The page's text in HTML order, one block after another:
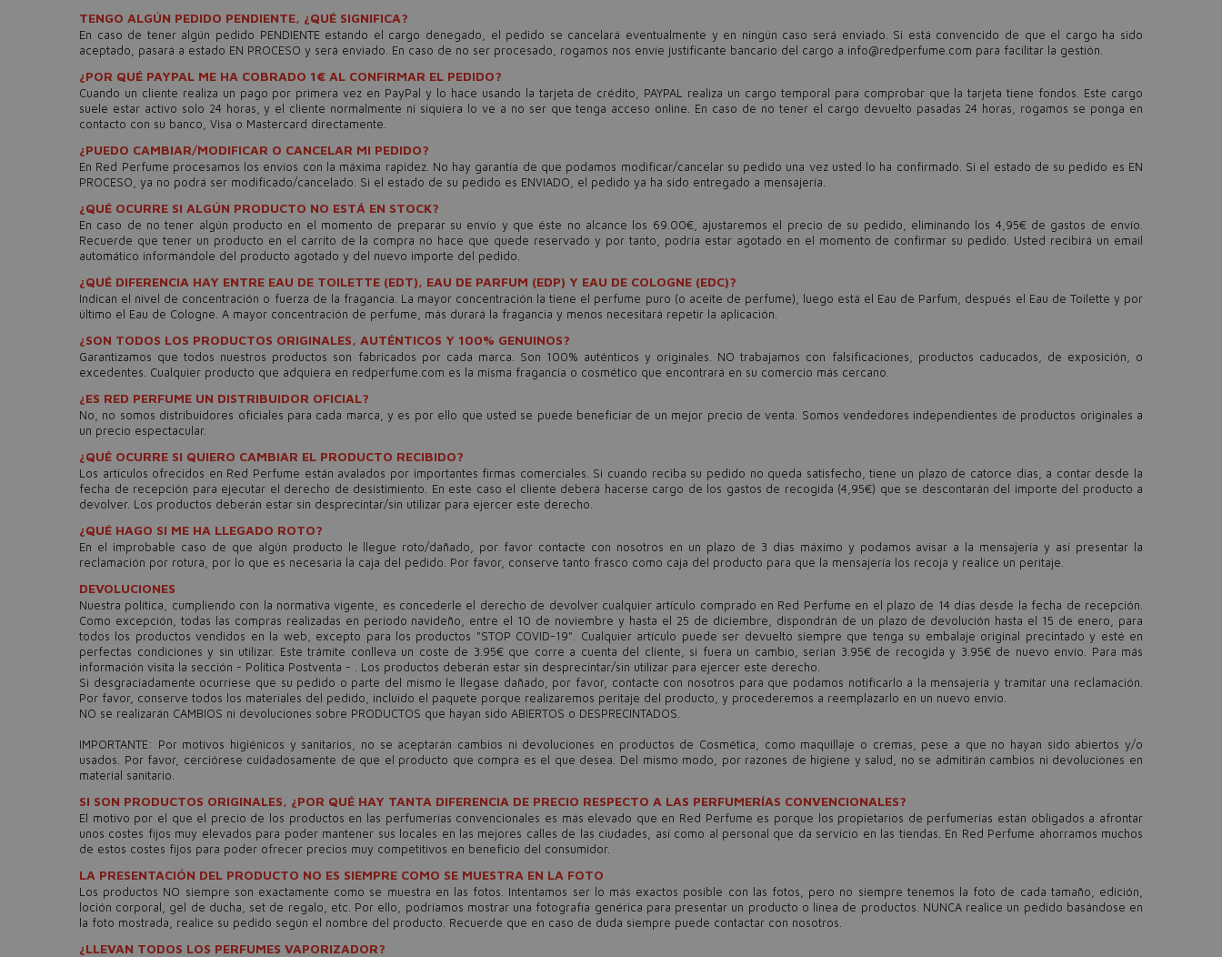
TENGO ALGÚN PEDIDO PENDIENTE, ¿QUÉ SIGNIFICA?
En caso de tener algún pedido PENDIENTE estando el cargo denegado, el pedido se cancelará eventualmente y en ningún caso será enviado. Si está convencido de que el cargo ha sido
aceptado, pasará a estado EN PROCESO y será enviado. En caso de no ser procesado, rogamos nos envíe justificante bancario del cargo a info@redperfume.com para facilitar la gestión.
¿POR QUÉ PAYPAL ME HA COBRADO 1€ AL CONFIRMAR EL PEDIDO?
Cuando un cliente realiza un pago por primera vez en PayPal y lo hace usando la tarjeta de crédito, PAYPAL realiza un cargo temporal para comprobar que la tarjeta tiene fondos. Este cargo
suele estar activo solo 24 horas, y el cliente normalmente ni siquiera lo ve a no ser que tenga acceso online. En caso de no tener el cargo devuelto pasadas 24 horas, rogamos se ponga en
contacto con su banco, Visa o Mastercard directamente.
¿PUEDO CAMBIAR/MODIFICAR O CANCELAR MI PEDIDO?
En Red Perfume procesamos los envíos con la máxima rapidez. No hay garantía de que podamos modificar/cancelar su pedido una vez usted lo ha confirmado. Si el estado de su pedido es EN
PROCESO, ya no podrá ser modificado/cancelado. Si el estado de su pedido es ENVIADO, el pedido ya ha sido entregado a mensajerí­a.
¿QUÉ OCURRE SI ALGÚN PRODUCTO NO ESTÁ EN STOCK?
En caso de no tener algún producto en el momento de preparar su envío y que éste no alcance los 69.00€, ajustaremos el precio de su pedido, eliminando los 4,95€ de gastos de envío.
Recuerde que tener un producto en el carrito de la compra no hace que quede reservado y por tanto, podría estar agotado en el momento de confirmar su pedido. Usted recibirá un email
automático informándole del producto agotado y del nuevo importe del pedido.
¿QUÉ DIFERENCIA HAY ENTRE EAU DE TOILETTE (EDT), EAU DE PARFUM (EDP) Y EAU DE COLOGNE (EDC)?
Indican el nivel de concentración o fuerza de la fragancia. La mayor concentración la tiene el perfume puro (o aceite de perfume), luego está el Eau de Parfum, después el Eau de Toilette y por
último el Eau de Cologne. A mayor concentración de perfume, más durará la fragancia y menos necesitará repetir la aplicación.
¿SON TODOS LOS PRODUCTOS ORIGINALES, AUTÉNTICOS Y 100% GENUINOS?
Garantizamos que todos nuestros productos son fabricados por cada marca. Son 100% auténticos y originales. NO trabajamos con falsificaciones, productos caducados, de exposición, o
excedentes. Cualquier producto que adquiera en redperfume.com es la misma fragancia o cosmético que encontrará en su comercio más cercano.
¿ES RED PERFUME UN DISTRIBUIDOR OFICIAL?
No, no somos distribuidores oficiales para cada marca, y es por ello que usted se puede beneficiar de un mejor precio de venta. Somos vendedores independientes de productos originales a
un precio espectacular.
¿QUÉ OCURRE SI QUIERO CAMBIAR EL PRODUCTO RECIBIDO?
Los artículos ofrecidos en Red Perfume están avalados por importantes firmas comerciales. Si cuando reciba su pedido no queda satisfecho, tiene un plazo de catorce días, a contar desde la
fecha de recepción para ejecutar el derecho de desistimiento. En este caso el cliente deberá hacerse cargo de los gastos de recogida (4,95€) que se descontarán del importe del producto a
devolver. Los productos deberán estar sin desprecintar/sin utilizar para ejercer este derecho.
¿QUÉ HAGO SI ME HA LLEGADO ROTO?
En el improbable caso de que algún producto le llegue roto/dañado, por favor contacte con nosotros en un plazo de 3 días máximo y podamos avisar a la mensajería y así presentar la
reclamación por rotura, por lo que es necesaria la caja del pedido. Por favor, conserve tanto frasco como caja del producto para que la mensajería los recoja y realice un peritaje.
DEVOLUCIONES
Nuestra política, cumpliendo con la normativa vigente, es concederle el derecho de devolver cualquier artículo comprado en Red Perfume en el plazo de 14 días desde la fecha de recepción.
Como excepción, todas las compras realizadas en periodo navideño, entre el 10 de noviembre y hasta el 25 de diciembre, dispondrán de un plazo de devolución hasta el 15 de enero, para
todos los productos vendidos en la web, excepto para los productos "STOP COVID-19". Cualquier artículo puede ser devuelto siempre que tenga su embalaje original precintado y esté en
perfectas condiciones y sin utilizar. Este trámite conlleva un coste de 3.95€ que corre a cuenta del cliente, si fuera un cambio, serían 3.95€ de recogida y 3.95€ de nuevo envío. Para más
información visita la sección - Política Postventa - . Los productos deberán estar sin desprecintar/sin utilizar para ejercer este derecho.
Si desgraciadamente ocurriese que su pedido o parte del mismo le llegase dañado, por favor, contacte con nosotros para que podamos notificarlo a la mensajería y tramitar una reclamación.
Por favor, conserve todos los materiales del pedido, incluido el paquete porque realizaremos peritaje del producto, y procederemos a reemplazarlo en un nuevo envío.
NO se realizarán CAMBIOS ni devoluciones sobre PRODUCTOS que hayan sido ABIERTOS o DESPRECINTADOS.
IMPORTANTE: Por motivos higiénicos y sanitarios, no se aceptarán cambios ni devoluciones en productos de Cosmética, como maquillaje o cremas, pese a que no hayan sido abiertos y/o
usados. Por favor, cerciórese cuidadosamente de que el producto que compra es el que desea. Del mismo modo, por razones de higiene y salud, no se admitirán cambios ni devoluciones en
material sanitario.
SI SON PRODUCTOS ORIGINALES, ¿POR QUÉ HAY TANTA DIFERENCIA DE PRECIO RESPECTO A LAS PERFUMERÍAS CONVENCIONALES?
El motivo por el que el precio de los productos en las perfumerías convencionales es más elevado que en Red Perfume es porque los propietarios de perfumerías están obligados a afrontar
unos costes fijos muy elevados para poder mantener sus locales en las mejores calles de las ciudades, así como al personal que da servicio en las tiendas. En Red Perfume ahorramos muchos
de estos costes fijos para poder ofrecer precios muy competitivos en beneficio del consumidor.
LA PRESENTACIÓN DEL PRODUCTO NO ES SIEMPRE COMO SE MUESTRA EN LA FOTO
Los productos NO siempre son exactamente como se muestra en las fotos. Intentamos ser lo más exactos posible con las fotos, pero no siempre tenemos la foto de cada tamaño, edición,
loción corporal, gel de ducha, set de regalo, etc. Por ello, podríamos mostrar una fotografía genérica para presentar un producto o línea de productos. NUNCA realice un pedido basándose en
la foto mostrada, realice su pedido según el nombre del producto. Recuerde que en caso de duda siempre puede contactar con nosotros.
¿LLEVAN TODOS LOS PERFUMES VAPORIZADOR?